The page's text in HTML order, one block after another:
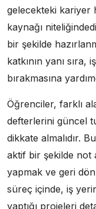
gelecekteki kariyer
kaynağı
bir şekilde
katkının yanı
bırakmasına
Öğrenciler, farklı
defterlerini güncel
dikkate almalıdır.
aktif bir şekilde not
yapmak ve geri
süreç içinde, iş
yaptığı projeleri